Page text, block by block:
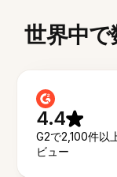
世界中
4.4
G2で2,100件以
ビュー